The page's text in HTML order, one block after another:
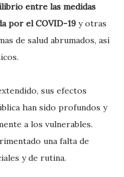
entre las medidas
por el COVID-19 y otras
de salud abrumados, así
sus efectos
han sido profundos y
a los vulnerables.
una falta de
y de rutina.